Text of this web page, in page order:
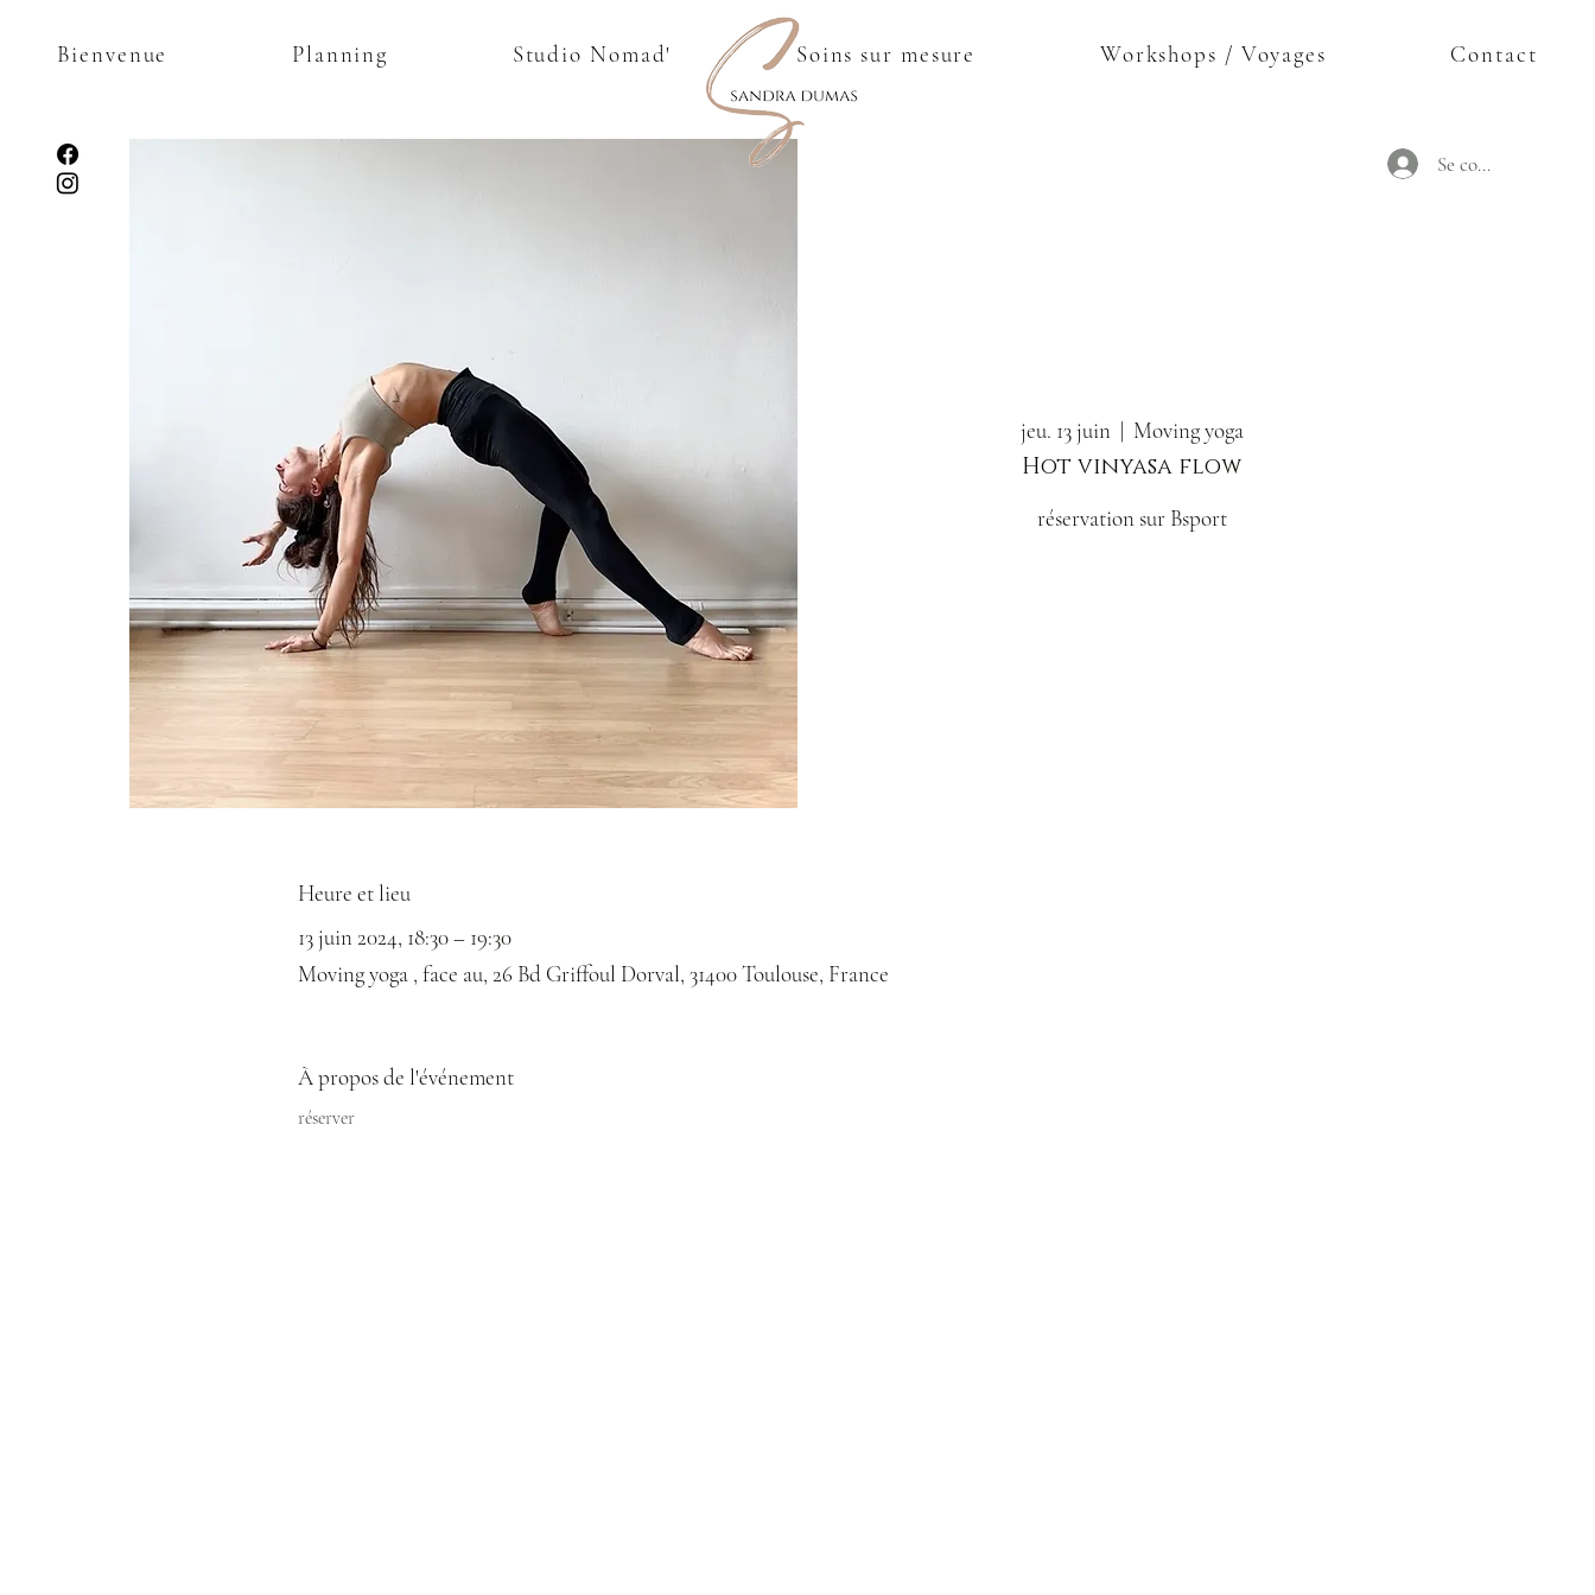
Se connecter
Bienvenue Planning Studio Nomad' Soins sur mesure Workshops / Voyages Contact
jeu. 13 juin
  |
Moving yoga
Hot vinyasa flow
réservation sur Bsport
Heure et lieu
13 juin 2024, 18:30 – 19:30
Moving yoga , face au, 26 Bd Griffoul Dorval, 31400 Toulouse, France
À propos de l'événement
réserver